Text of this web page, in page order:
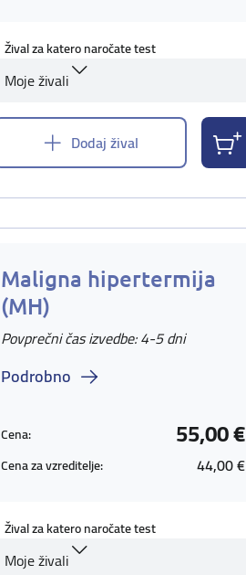
Žival za katero naročate test
Moje živali
Dodaj žival
Maligna hipertermija
(MH)
Povprečni čas izvedbe: 4-5 dni
Podrobno
Cena: 55,00 €
Cena za vzreditelje: 44,00 €
Žival za katero naročate test
Moje živali